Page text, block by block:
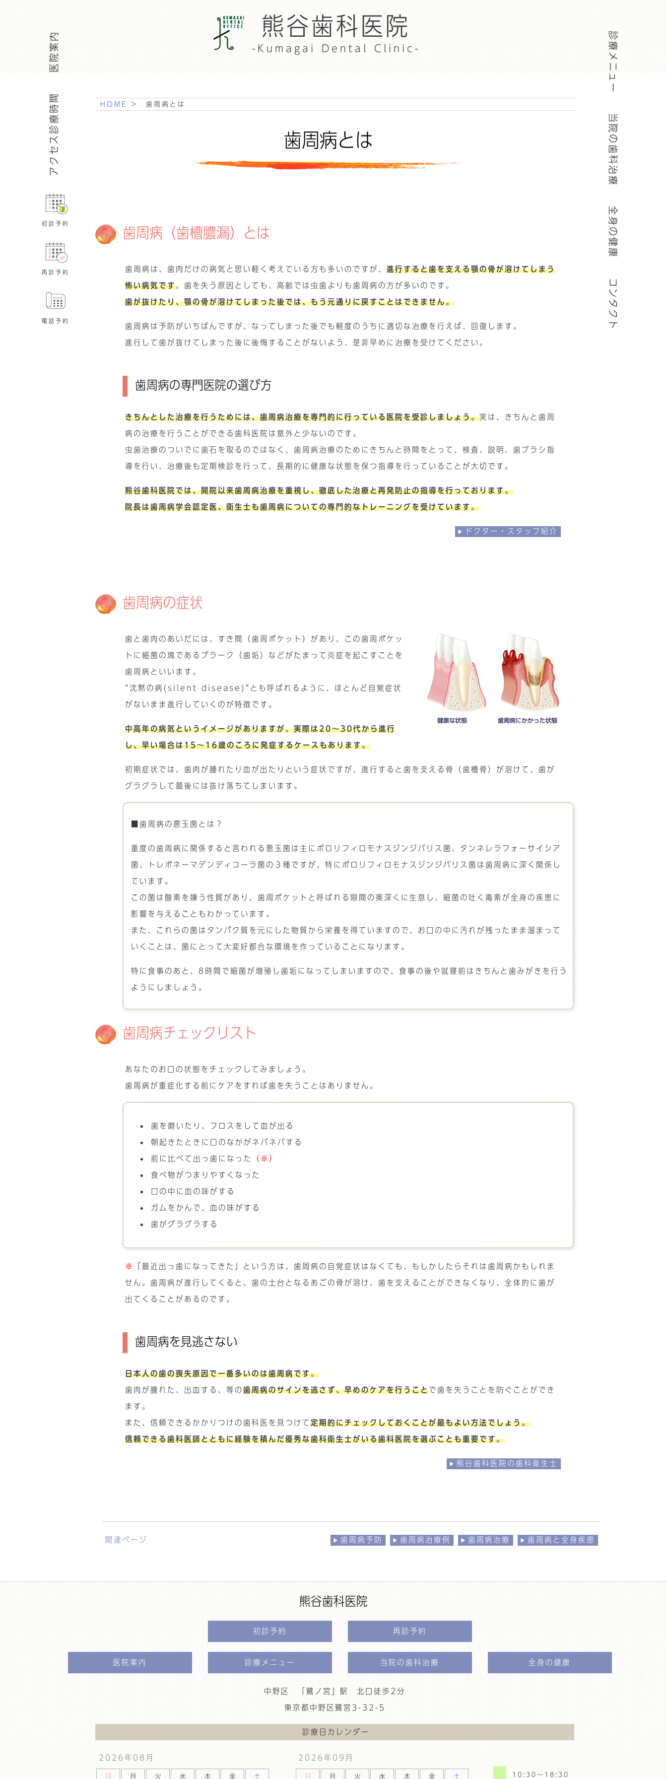
熊谷歯科医院
-Kumagai Dental Clinic-
医院案内
アクセス診療時間
初診予約
再診予約
電話予約
診療メニュー
当院の歯科治療
全身の健康
コンタクト
HOME > 歯周病とは
歯周病とは
歯周病（歯槽膿漏）とは
歯周病は、歯肉だけの病気と思い軽く考えている方も多いのですが、 進行すると歯を支える顎の骨が溶けてしまう
怖い病気です。歯を失う原因としても、高齢では虫歯よりも歯周病の方が多いのです。
歯が抜けたり、顎の骨が溶けてしまった後では、もう元通りに戻すことはできません。
歯周病は予防がいちばんですが、なってしまった後でも軽度のうちに適切な治療を行えば、回復します。
進行して歯が抜けてしまった後に後悔することがないよう、是非早めに治療を受けてください。
歯周病の専門医院の選び方
きちんとした治療を行うためには、歯周病治療を専門的に行っている医院を受診しましょう。実は、きちんと歯周
病の治療を行うことができる歯科医院は意外と少ないのです。
虫歯治療のついでに歯石を取るのではなく、歯周病治療のためにきちんと時間をとって、検査、説明、歯ブラシ指
導を行い、治療後も定期検診を行って、長期的に健康な状態を保つ指導を行っていることが大切です。
熊谷歯科医院では、開院以来歯周病治療を重視し、徹底した治療と再発防止の指導を行っております。
院長は歯周病学会認定医、衛生士も歯周病についての専門的なトレーニングを受けています。
ドクター・スタッフ紹介
歯周病の症状
歯と歯肉のあいだには、すき間（歯周ポケット）があり、この歯周ポケッ
トに細菌の塊であるプラーク（歯垢）などがたまって炎症を起こすことを
歯周病といいます。
“沈黙の病(silent disease)”とも呼ばれるように、ほとんど自覚症状
がないまま進行していくのが特徴です。
中高年の病気というイメージがありますが、実際は20～30代から進行
し、早い場合は15～16歳のころに発症するケースもあります。
初期症状では、歯肉が腫れたり血が出たりという症状ですが、進行すると歯を支える骨（歯槽骨）が溶けて、歯が
グラグラして最後には抜け落ちてしまいます。
■歯周病の悪玉菌とは？
重度の歯周病に関係すると言われる悪玉菌は主にポロリフィロモナスジンジバリス菌、タンネレラフォーサイシア
菌、トレポネーマデンディコーラ菌の３種ですが、特にポロリフィロモナスジンジバリス菌は歯周病に深く関係し
ています。
この菌は酸素を嫌う性質があり、歯周ポケットと呼ばれる隙間の奥深くに生息し、細菌の吐く毒素が全身の疾患に
影響を与えることもわかっています。
また、これらの菌はタンパク質を元にした物質から栄養を得ていますので、お口の中に汚れが残ったまま溜まって
いくことは、菌にとって大変好都合な環境を作っていることになります。
特に食事のあと、8時間で細菌が増殖し歯垢になってしまいますので、食事の後や就寝前はきちんと歯みがきを行う
ようにしましょう。
歯周病チェックリスト
あなたのお口の状態をチェックしてみましょう。
歯周病が重症化する前にケアをすれば歯を失うことはありません。
歯を磨いたり、フロスをして血が出る
朝起きたときに口のなかがネバネバする
前に比べて出っ歯になった （※）
食べ物がつまりやすくなった
口の中に血の味がする
ガムをかんで、血の味がする
歯がグラグラする
※ 「最近出っ歯になってきた」という方は、歯周病の自覚症状はなくても、もしかしたらそれは歯周病かもしれま
せん。歯周病が進行してくると、歯の土台となるあごの骨が溶け、歯を支えることができなくなり、全体的に歯が
出てくることがあるのです。
歯周病を見逃さない
日本人の歯の喪失原因で一番多いのは歯周病です。
歯肉が腫れた、出血する、等の歯周病のサインを逃さず、早めのケアを行うことで歯を失うことを防ぐことができ
ます。
また、信頼できるかかりつけの歯科医を見つけて 定期的にチェックしておくことが最もよい方法でしょう。
信頼できる歯科医師とともに経験を積んだ優秀な歯科衛生士がいる歯科医院を選ぶことも重要です。
熊谷歯科医院の歯科衛生士
関連ページ 歯周病と全身疾患
歯周病治療
歯周病治療例
歯周病予防
熊谷歯科医院
初診予約 再診予約
医院案内 診療メニュー 当院の歯科治療 全身の健康
中野区 「鷺ノ宮」駅 北口徒歩2分
東京都中野区鷺宮3-32-5
診療日カレンダー
10:30〜18:30
2026年 08月
日 月 火 水 木 金 土
2026年 09月
日 月 火 水 木 金 土